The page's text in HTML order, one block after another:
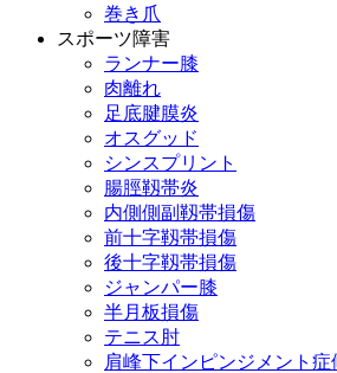
巻き爪
スポーツ障害
ランナー膝
肉離れ
足底腱膜炎
オスグッド
シンスプリント
腸脛靱帯炎
内側側副靱帯損傷
前十字靱帯損傷
後十字靱帯損傷
ジャンパー膝
半月板損傷
テニス肘
肩峰下インピンジメント症